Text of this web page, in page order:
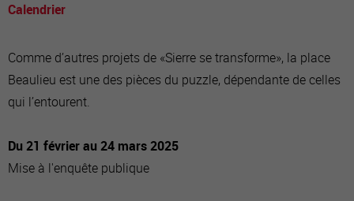
Calendrier
Comme d’autres projets de «Sierre se transforme», la place
Beaulieu est une des pièces du puzzle, dépendante de celles
qui l’entourent.
Du 21 février au 24 mars 2025
Mise à l'enquête publique